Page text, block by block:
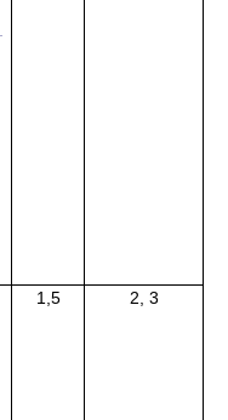
1,5 2, 3